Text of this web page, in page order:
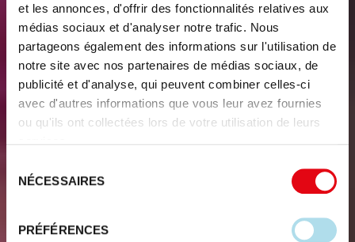
et les annonces, d'offrir des fonctionnalités relatives aux
médias sociaux et d'analyser notre trafic. Nous
partageons également des informations sur l'utilisation de
notre site avec nos partenaires de médias sociaux, de
publicité et d'analyse, qui peuvent combiner celles-ci
avec d'autres informations que vous leur avez fournies
ou qu'ils ont collectées lors de votre utilisation de leurs
NÉCESSAIRES
PRÉFÉRENCES